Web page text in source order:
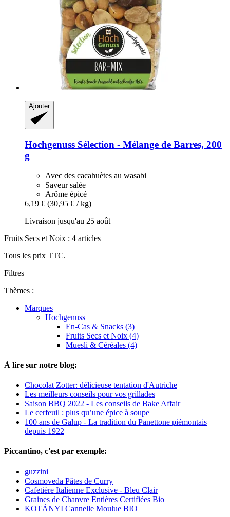
Ajouter
Hochgenuss Sélection -​ Mélange de Barres, 200
g
Avec des cacahuètes au wasabi
Saveur salée
Arôme épicé
6,19 € (30,95 € / kg)
Livraison jusqu'au 25 août
Fruits Secs et Noix : 4 articles
Tous les prix TTC.
Filtres
Thèmes :
Marques
Hochgenuss
En-Cas & Snacks (3)
Fruits Secs et Noix (4)
Muesli & Céréales (4)
À lire sur notre blog:
Chocolat Zotter: délicieuse tentation d'Autriche
Les meilleurs conseils pour vos grillades
Saison BBQ 2022 - Les conseils de Bake Affair
Le cerfeuil : plus qu’une épice à soupe
100 ans de Galup - La tradition du Panettone piémontais
depuis 1922
Piccantino, c'est par exemple:
guzzini
Cosmoveda Pâtes de Curry
Cafetière Italienne Exclusive - Bleu Clair
Graines de Chanvre Entières Certifiées Bio
KOTÁNYI Cannelle Moulue BIO